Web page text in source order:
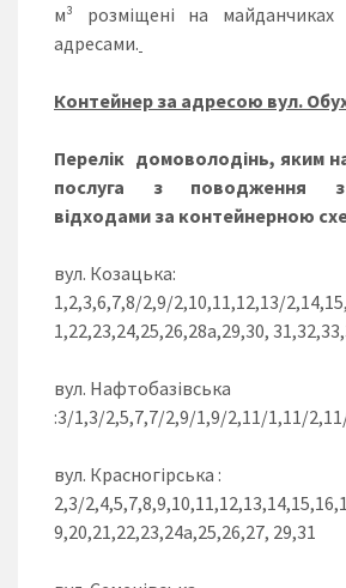
м³ розміщені на майданчиках
адресами.
Контейнер за адресою вул.
Перелік домоволодінь, яким
послуга з поводження з
відходами за контейнерною
вул. Козацька:
1,2,3,6,7,8/2,9/2,10,11,12,13/
1,22,23,24,25,26,28а,29,30,
вул. Нафтобазівська
:3/1,3/2,5,7,7/2,9/1,9/2,11/1,11/
вул. Красногірська :
2,3/
9,20,21,22,23,24а,25,26,27, 29,31